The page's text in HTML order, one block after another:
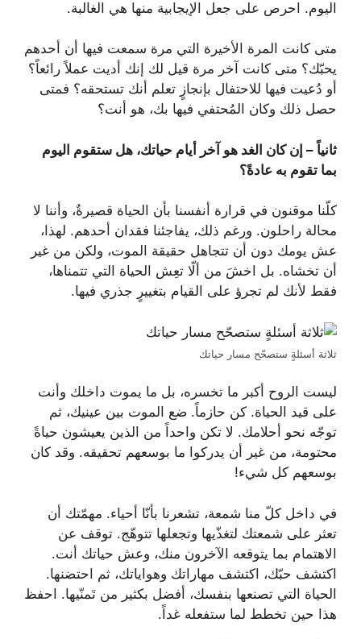
اليوم. احرص على جعل الإيجابية منها هي الغالبة.
متى كانت المرة الأخيرة التي مرة سمعت فيها أن أحدهم
يحبّك؟ متى كانت آخر مرة قيل لك إنك أديت عملاً رائعاً؟
أو دُعيت فيها للاحتفال بإنجازٍ تعلم أنك تستحقه؟ فمتى
حصل ذلك وكان المُحتفي فيها بك، هو أنت؟
ثانياً – إن كان الغد هو آخر أيام حياتك، هل ستقوم اليوم
بما تقوم به عادةً؟
كلّنا موقنون في قرارة أنفسنا بأن الحياة قصيرةٌ، وأننا لا
محالة راحلون. ورغم ذلك، يفاجئنا فقدان أحدهم. لهذا،
عش يومك دون أن تتجاهل حقيقة الموت، ولكن من غير
أن تخشاه. بل اخشَ من ألّا تعِش الحياة التي تتمناها،
فقط لأنك لم تجرؤ على القيام بتغييرٍ جذري فيها.
ثلاثة أسئلةٍ ستصحّح مسار حياتك
ليست الروح أكبر ما تخسره، بل ما يموت داخلك وأنت
على قيد الحياة. كن حازماً. ضع الموت بين عينيك، ثم
توجّه نحو أحلامك. لا تكن واحداً من الذين يعيشون حياةً
محتومة، من غير أن يدركوا ما بوسعهم تحقيقه. وقد كان
بوسعهم كل شيء!
في داخل كلّ منا شمعة، تشعرنا بأنّا أحياء. مهمّتك أن
تعثر على شمعتك لتغذّيها وتجعلها تتوهّج. توقف عن
الاهتمام بما يتوقعه الآخرون منك، وعش حياتك أنت.
اكتشف حبّك، اكتشف مهاراتك وهواياتك، ثم احتضنها.
الحياة التي تصنعها بنفسك، أفضل بكثير من تَمنّيها. احفظ
هذا حين تخطط لما ستفعله غداً.